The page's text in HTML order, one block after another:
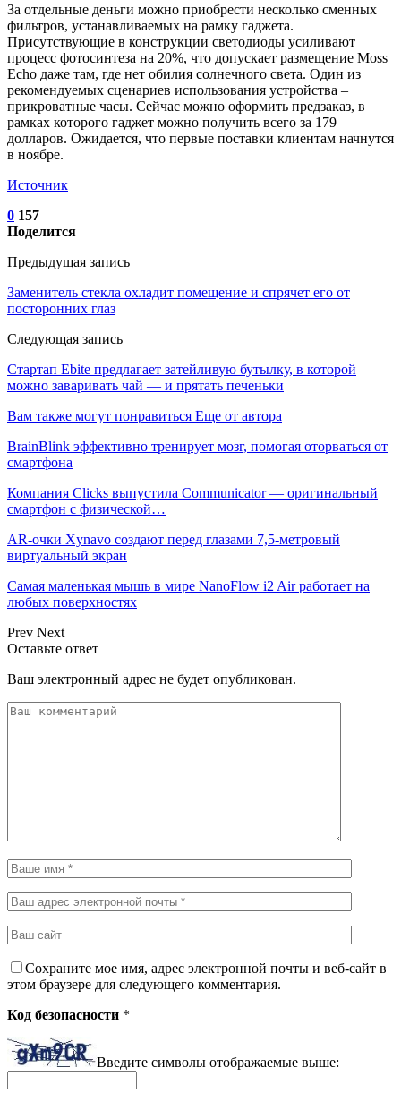
За отдельные деньги можно приобрести несколько сменных
фильтров, устанавливаемых на рамку гаджета.
Присутствующие в конструкции светодиоды усиливают
процесс фотосинтеза на 20%, что допускает размещение Moss
Echo даже там, где нет обилия солнечного света. Один из
рекомендуемых сценариев использования устройства –
прикроватные часы. Сейчас можно оформить предзаказ, в
рамках которого гаджет можно получить всего за 179
долларов. Ожидается, что первые поставки клиентам начнутся
в ноябре.
Источник
0 157
Поделится
Предыдущая запись
Заменитель стекла охладит помещение и спрячет его от
посторонних глаз
Следующая запись
Стартап Ebite предлагает затейливую бутылку, в которой
можно заваривать чай — и прятать печеньки
Вам также могут понравиться Еще от автора
BrainBlink эффективно тренирует мозг, помогая оторваться от
смартфона
Компания Clicks выпустила Communicator — оригинальный
смартфон с физической…
AR-очки Xynavo создают перед глазами 7,5-метровый
виртуальный экран
Самая маленькая мышь в мире NanoFlow i2 Air работает на
любых поверхностях
Prev Next
Оставьте ответ
Ваш электронный адрес не будет опубликован.
Сохраните мое имя, адрес электронной почты и веб-сайт в
этом браузере для следующего комментария.
Код безопасности *
Введите символы отображаемые выше: